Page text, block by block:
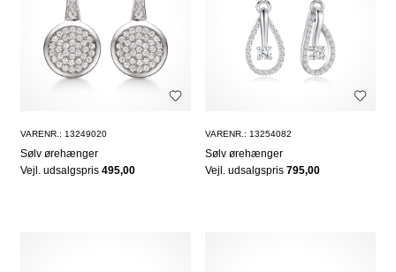
VARENR.: 13249020
Sølv ørehænger
Vejl. udsalgspris 495,00
VARENR.: 13254082
Sølv ørehænger
Vejl. udsalgspris795,00